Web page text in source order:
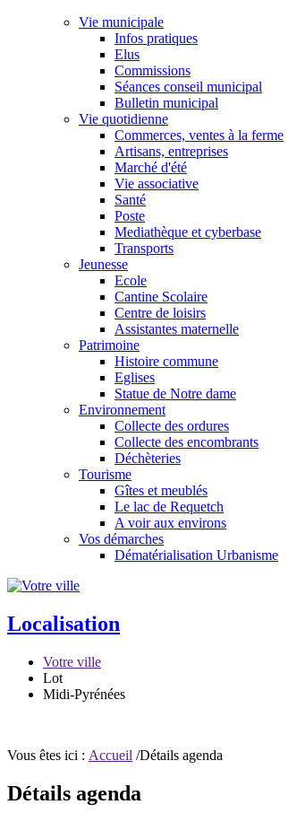
Vie municipale
Infos pratiques
Elus
Commissions
Séances conseil municipal
Bulletin municipal
Vie quotidienne
Commerces, ventes à la ferme
Artisans, entreprises
Marché d'été
Vie associative
Santé
Poste
Mediathèque et cyberbase
Transports
Jeunesse
Ecole
Cantine Scolaire
Centre de loisirs
Assistantes maternelle
Patrimoine
Histoire commune
Eglises
Statue de Notre dame
Environnement
Collecte des ordures
Collecte des encombrants
Déchèteries
Tourisme
Gîtes et meublés
Le lac de Requetch
A voir aux environs
Vos démarches
Dématérialisation Urbanisme
Localisation
Votre ville
Lot
Midi-Pyrénées
Vous êtes ici : Accueil /Détails agenda
Détails agenda